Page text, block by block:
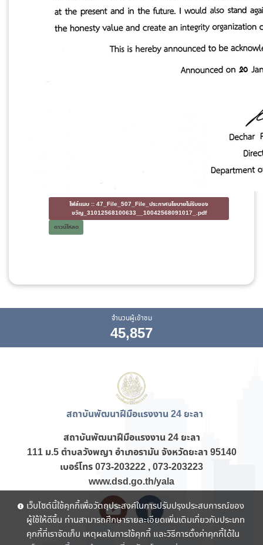
ไฟล์แนบ :: 47_File_507_File_ประกาศนโยบายไม่รับของ
ขวัญ_31012568100633__10042568091017_.pdf
ดาวน์โหลด
จำนวนผู้เข้าชม
45,857
สถาบันพัฒนาฝีมือแรงงาน 24 ยะลา
สถาบันพัฒนาฝีมือแรงงาน 24 ยะลา
111 ม.5 ตำบลวังพญา อำเภอรามัน จังหวัดยะลา 95140
เบอร์โทร073-203222 , 073-203223
www.dsd.go.th/yala
เว็บไซต์นี้ใช้คุกกี้เพื่อวัตถุประสงค์ในการปรับปรุงประสบการณ์ของ
ผู้ใช้ให้ดีขึ้น ท่านสามารถศึกษารายละเอียดเพิ่มเติมเกี่ยวกับประเภท
คุกกี้ที่เราจัดเก็บ เหตุผลในการใช้คุกกี้ และวิธีการตั้งค่าคุกกี้ได้ใน